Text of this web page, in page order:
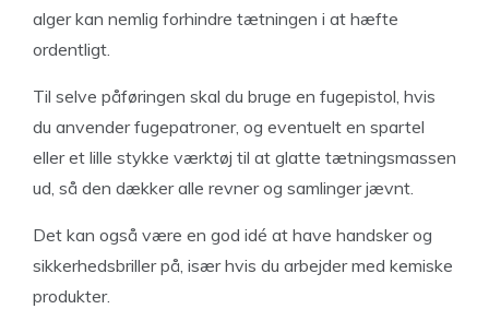
alger kan nemlig forhindre tætningen i at hæfte
ordentligt.
Til selve påføringen skal du bruge en fugepistol, hvis
du anvender fugepatroner, og eventuelt en spartel
eller et lille stykke værktøj til at glatte tætningsmassen
ud, så den dækker alle revner og samlinger jævnt.
Det kan også være en god idé at have handsker og
sikkerhedsbriller på, især hvis du arbejder med kemiske
produkter.